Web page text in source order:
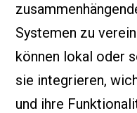
Systemen zu
können lokal oder
sie integrieren,
und ihre